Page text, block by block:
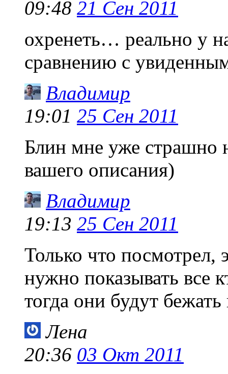
09:48 21 Сен 2011
охренеть… реально у
сравнению с
Владимир
19:01 25 Сен 2011
Блин мне уже страшно
вашего описания)
Владимир
19:13 25 Сен 2011
Только что посмотрел,
нужно показывать все
тогда они будут
Лена
20:36 03 Окт 2011